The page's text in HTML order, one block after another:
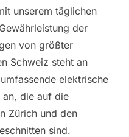
unserem täglichen
der
von größter
Schweiz steht an
elektrische
an, die auf die
Zürich und den
sind.